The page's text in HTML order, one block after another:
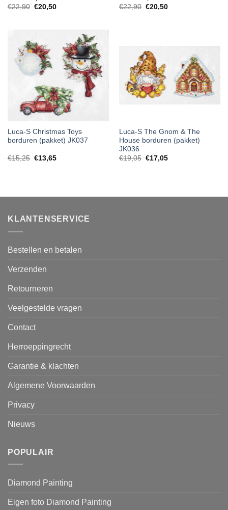
€22,90 €20,50
€22,90 €20,50
Luca-S Christmas Toys
borduren (pakket) JK037
€15,25 €13,65
Luca-S The Gnom & The
House borduren (pakket)
JK036
€19,05 €17,05
KLANTENSERVICE
Bestellen en betalen
Verzenden
Retourneren
Veelgestelde vragen
Contact
Herroeppingrecht
Garantie & klachten
Algemene Voorwaarden
Privacy
Nieuws
POPULAIR
Diamond Painting
Eigen foto Diamond Painting